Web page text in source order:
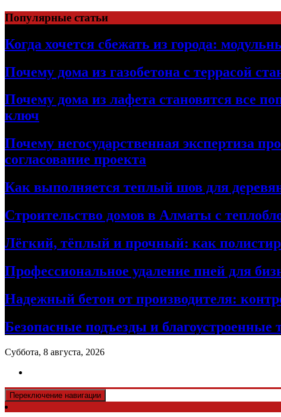
Перейти
к
содержимому
Популярные статьи
Когда хочется сбежать из города:
Почему дома из газобетона с террасой
Почему дома из лафета становятся все
ключ
Почему негосударственная экспертиза
согласование проекта
Как выполняется теплый шов для
Строительство домов в Алматы с
Лёгкий, тёплый и прочный: как
Профессиональное удаление пней для
Надежный бетон от производителя:
Безопасные подъезды и благоустроенные
Суббота, 8 августа, 2026
Переключение навигации